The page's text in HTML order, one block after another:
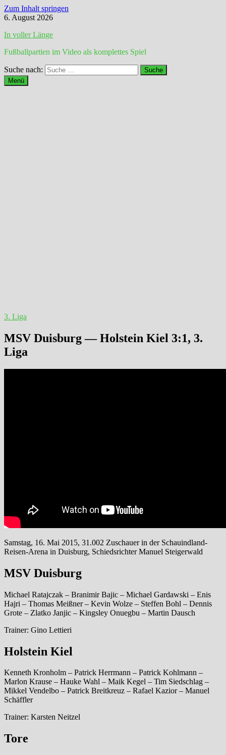
Zum Inhalt springen
6. August 2026
In voller Länge
Fußballpartien im Video als komplettes Spiel
Suche nach:
Menü
3. Liga
MSV Duisburg — Holstein Kiel 3:1, 3.
Liga
Samstag, 16. Mai 2015, 31.002 Zuschauer in der Schauindland-
Reisen-Arena in Duisburg, Schiedsrichter Manuel Steigerwald
MSV Duisburg
Michael Ratajczak – Branimir Bajic – Michael Gardawski – Enis
Hajri – Thomas Meißner – Kevin Wolze – Steffen Bohl – Dennis
Grote – Zlatko Janjic – Kingsley Onuegbu – Martin Dausch
Trainer: Gino Lettieri
Holstein Kiel
Kenneth Kronholm – Patrick Herrmann – Patrick Kohlmann –
Marlon Krause – Hauke Wahl – Maik Kegel – Tim Siedschlag –
Mikkel Vendelbo – Patrick Breitkreuz – Rafael Kazior – Manuel
Schäffler
Trainer: Karsten Neitzel
Tore